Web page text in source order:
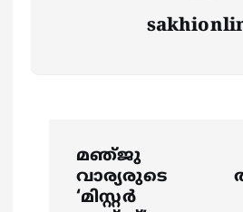
മഞ്‍ജു
വാര്യരുടെ
‘മിസ്റ്റര്‍